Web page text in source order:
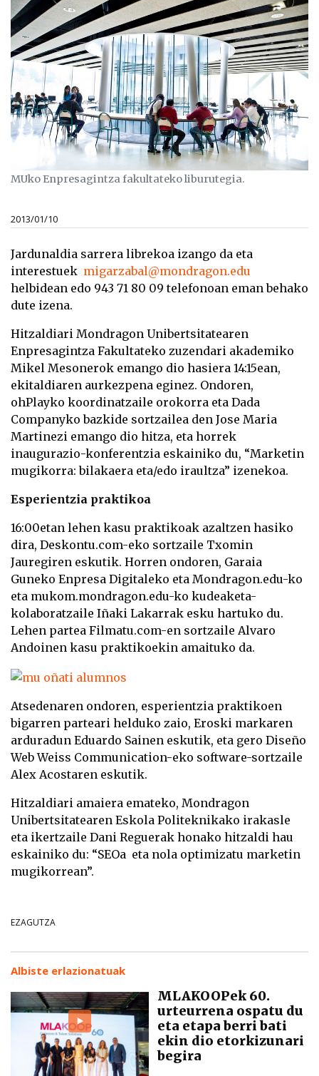
MUko Enpresagintza fakultateko liburutegia.
2013/01/10
Jardunaldia sarrera librekoa izango da eta
interestuek migarzabal@mondragon.edu
helbidean edo 943 71 80 09 telefonoan eman behako
dute izena.
Hitzaldiari Mondragon Unibertsitatearen
Enpresagintza Fakultateko zuzendari akademiko
Mikel Mesonerok emango dio hasiera 14:15ean,
ekitaldiaren aurkezpena eginez. Ondoren,
ohPlayko koordinatzaile orokorra eta Dada
Companyko bazkide sortzailea den Jose Maria
Martinezi emango dio hitza, eta horrek
inaugurazio-konferentzia eskainiko du, “Marketin
mugikorra: bilakaera eta/edo iraultza” izenekoa.
Esperientzia praktikoa
16:00etan lehen kasu praktikoak azaltzen hasiko
dira, Deskontu.com-eko sortzaile Txomin
Jauregiren eskutik. Horren ondoren, Garaia
Guneko Enpresa Digitaleko eta Mondragon.edu-ko
eta mukom.mondragon.edu-ko kudeaketa-
kolaboratzaile Iñaki Lakarrak esku hartuko du.
Lehen partea Filmatu.com-en sortzaile Alvaro
Andoinen kasu praktikoekin amaituko da.
Atsedenaren ondoren, esperientzia praktikoen
bigarren parteari helduko zaio, Eroski markaren
arduradun Eduardo Sainen eskutik, eta gero Diseño
Web Weiss Communication-eko software-sortzaile
Alex Acostaren eskutik.
Hitzaldiari amaiera emateko, Mondragon
Unibertsitatearen Eskola Politeknikako irakasle
eta ikertzaile Dani Reguerak honako hitzaldi hau
eskainiko du: “SEOa eta nola optimizatu marketin
mugikorrean”.
EZAGUTZA
Albiste erlazionatuak
MLAKOOPek 60.
urteurrena ospatu du
eta etapa berri bati
ekin dio etorkizunari
begira